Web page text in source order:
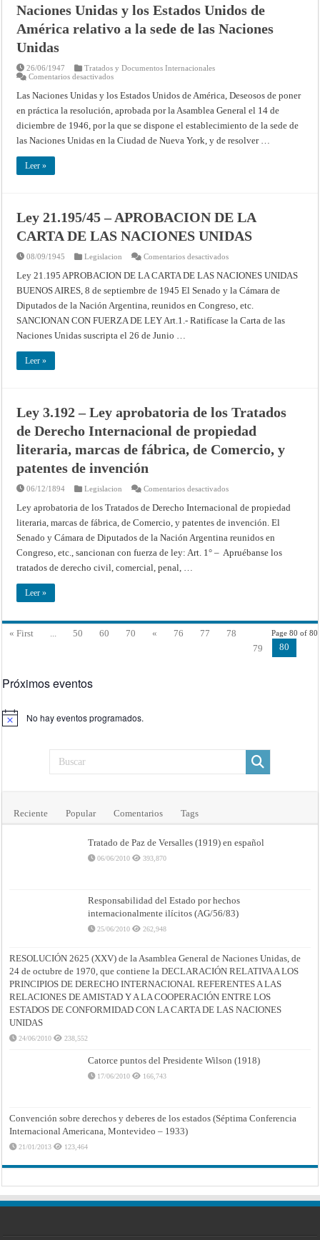
Naciones Unidas y los Estados Unidos de
América relativo a la sede de las Naciones
Unidas
26/06/1947
Tratados y Documentos Internacionales
Comentarios desactivadosen
entre
la
Organización
de
las
Naciones
Unidas
la
sede
de
Naciones
Las Naciones Unidas y los Estados Unidos de América, Deseosos de poner
en práctica la resolución, aprobada por la Asamblea General el 14 de
diciembre de 1946, por la que se dispone el establecimiento de la sede de
las Naciones Unidas en la Ciudad de Nueva York, y de resolver …
Leer »
Ley 21.195/45 – APROBACION DE LA
CARTA DE LAS NACIONES UNIDAS
08/09/1945 Legislacion Comentarios desactivadosen
21.195/45
–
APROBACION
LA
CARTA
DE
Ley 21.195 APROBACION DE LA CARTA DE LAS NACIONES UNIDAS
BUENOS AIRES, 8 de septiembre de 1945 El Senado y la Cámara de
Diputados de la Nación Argentina, reunidos en Congreso, etc.
SANCIONAN CON FUERZA DE LEY Art.1.- Ratifícase la Carta de las
Naciones Unidas suscripta el 26 de Junio …
Leer »
Ley 3.192 – Ley aprobatoria de los Tratados
de Derecho Internacional de propiedad
literaria, marcas de fábrica, de Comercio, y
patentes de invención
06/12/1894 Legislacion Comentarios desactivadosen
3.192
–
Ley
de
Tratados
de
fábrica,
Comercio,
Ley aprobatoria de los Tratados de Derecho Internacional de propiedad
literaria, marcas de fábrica, de Comercio, y patentes de invención. El
Senado y Cámara de Diputados de la Nación Argentina reunidos en
Congreso, etc., sancionan con fuerza de ley: Art. 1° – Apruébanse los
tratados de derecho civil, comercial, penal, …
Leer »
Page 80 of 80
« First 50 60 70 « 76 77
78
79
80
Próximos eventos
Aviso No hay eventos programados.
Reciente Popular Comentarios Tags
Tratado de Paz de Versalles (1919) en español
06/06/2010 393,870
Responsabilidad del Estado por hechos
internacionalmente ilícitos (AG/56/83)
25/06/2010 262,948
RESOLUCIÓN 2625 (XXV) de la Asamblea General de Naciones Unidas, de
24 de octubre de 1970, que contiene la DECLARACIÓN RELATIVA A LOS
PRINCIPIOS DE DERECHO INTERNACIONAL REFERENTES A LAS
RELACIONES DE AMISTAD Y A LA COOPERACIÓN ENTRE LOS
ESTADOS DE CONFORMIDAD CON LA CARTA DE LAS NACIONES
UNIDAS
24/06/2010 238,552
Catorce puntos del Presidente Wilson (1918)
17/06/2010 166,743
Convención sobre derechos y deberes de los estados (Séptima Conferencia
Internacional Americana, Montevideo – 1933)
21/01/2013 123,464